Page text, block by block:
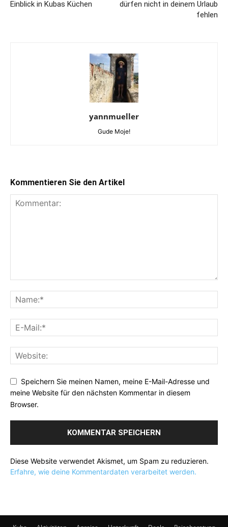
Einblick in Kubas Küchen
dürfen nicht in deinem Urlaub
fehlen
yannmueller
Gude Moje!
Kommentieren Sie den Artikel
Speichern Sie meinen Namen, meine E-Mail-Adresse und
meine Website für den nächsten Kommentar in diesem
Browser.
Diese Website verwendet Akismet, um Spam zu reduzieren.
Erfahre, wie deine Kommentardaten verarbeitet werden.